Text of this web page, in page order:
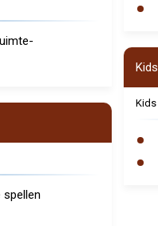
Kids
Kids